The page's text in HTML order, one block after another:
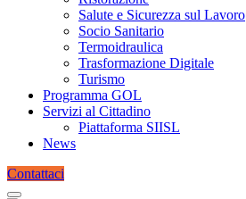
Salute e Sicurezza sul Lavoro
Socio Sanitario
Termoidraulica
Trasformazione Digitale
Turismo
Programma GOL
Servizi al Cittadino
Piattaforma SIISL
News
Contattaci